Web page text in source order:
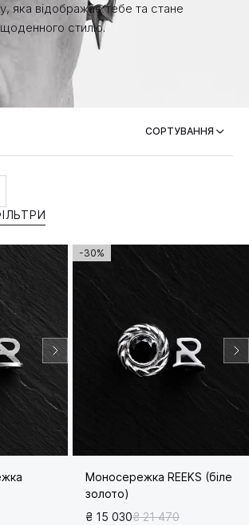
яка відображає тебе та стане
стилю.
СОРТУВАННЯ
-30%
Моносережка REEKS (біле
золото)
₴ 15 030₴ 21 470